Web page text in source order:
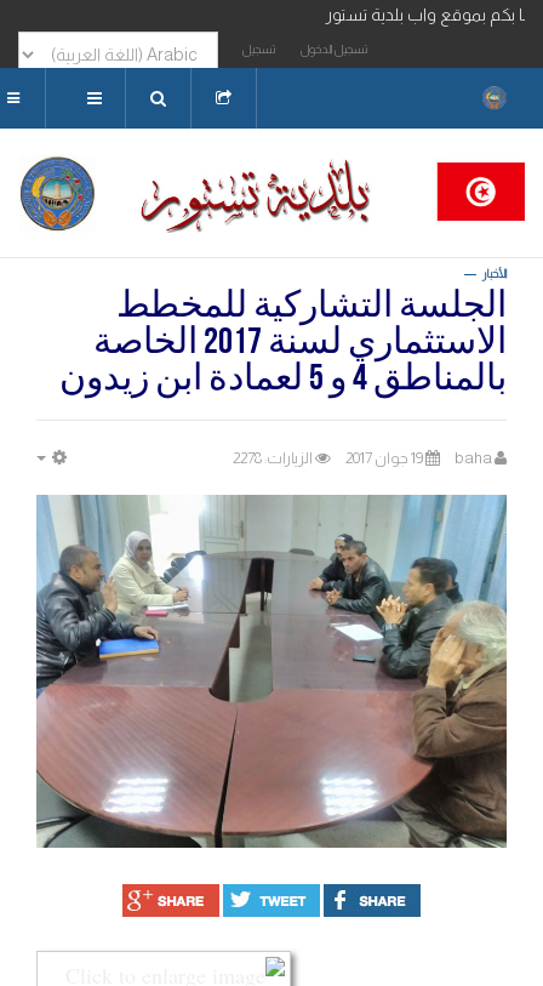
بكم بموقع واب بلدية تستور
تسجيل الدخول تسجيل
البحث...
الأخبار
الجلسة التشاركية للمخطط
الاستثماري لسنة 2017 الخاصة
بالمناطق 4 و 5 لعمادة ابن زيدون
baha 19 جوان 2017 الزيارات: 2278